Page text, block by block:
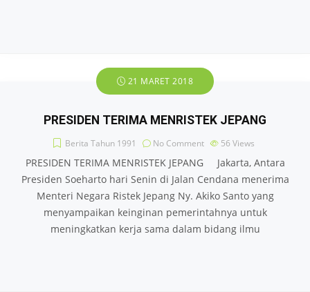
21 MARET 2018
PRESIDEN TERIMA MENRISTEK JEPANG
Berita Tahun 1991 No Comment 56 Views
PRESIDEN TERIMA MENRISTEK JEPANG Jakarta, Antara
Presiden Soeharto hari Senin di Jalan Cendana menerima
Menteri Negara Ristek Jepang Ny. Akiko Santo yang
menyampaikan keinginan pemerintahnya untuk
meningkatkan kerja sama dalam bidang ilmu